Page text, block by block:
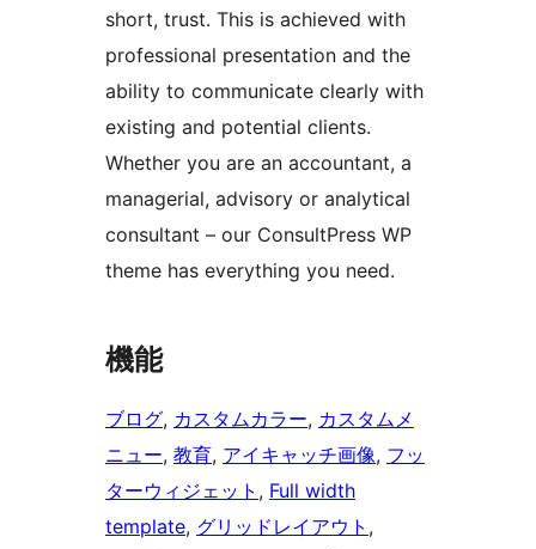
short, trust. This is achieved with
professional presentation and the
ability to communicate clearly with
existing and potential clients.
Whether you are an accountant, a
managerial, advisory or analytical
consultant – our ConsultPress WP
theme has everything you need.
機能
ブログ, カスタムカラー, カスタムメ
ニュー, 教育, アイキャッチ画像, フッ
ターウィジェット , Full width
template, グリッドレイアウト